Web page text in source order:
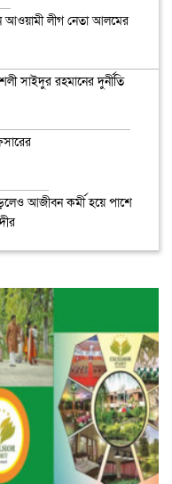
আওয়ামী লীগ নেতা আলমের
সাইদুর রহমানের দুর্নীতি
আজীবন কর্মী হয়ে পাশে